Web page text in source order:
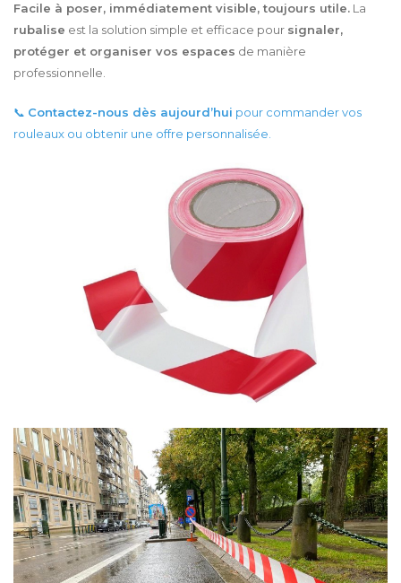
Facile à poser, immédiatement visible, toujours utile. La
rubalise est la solution simple et efficace pour signaler,
protéger et organiser vos espaces de manière
professionnelle.
📞 Contactez-nous dès aujourd’hui pour commander vos
rouleaux ou obtenir une offre personnalisée.